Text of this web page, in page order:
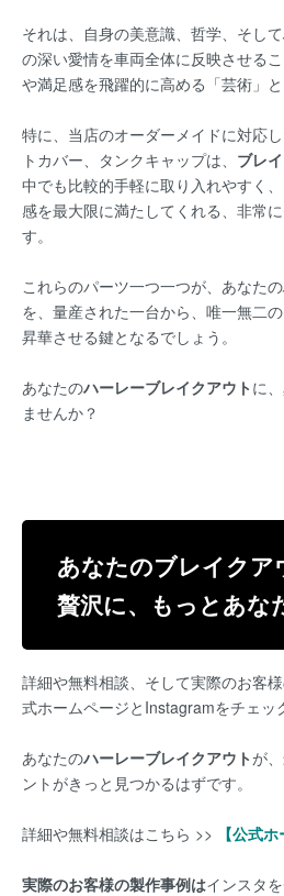
それは、自身の美意識、哲学、そして
の深い愛情を車両全体に反映させる
や満足感を飛躍的に高める「芸術」と
特に、当店のオーダーメイドに対応
トカバー、タンクキャップは、 ブレ
中でも比較的手軽に取り入れやすく
感を最大限に満たしてくれる、非常
す。
これらのパーツ一つ一つが、あなたの
を、量産された一台から、唯一無二
昇華させる鍵となるでしょう。
あなたのハーレーブレイクアウト に
ませんか？
あなたのブレイクア
贅沢に、もっとあな
詳細や無料相談、そして実際のお客
式ホームページとInstagramをチェッ
あなたのハーレーブレイクアウトが
ントがきっと見つかるはずです。
詳細や無料相談はこちら >> 【公式
実際のお客様の製作事例はインスタ